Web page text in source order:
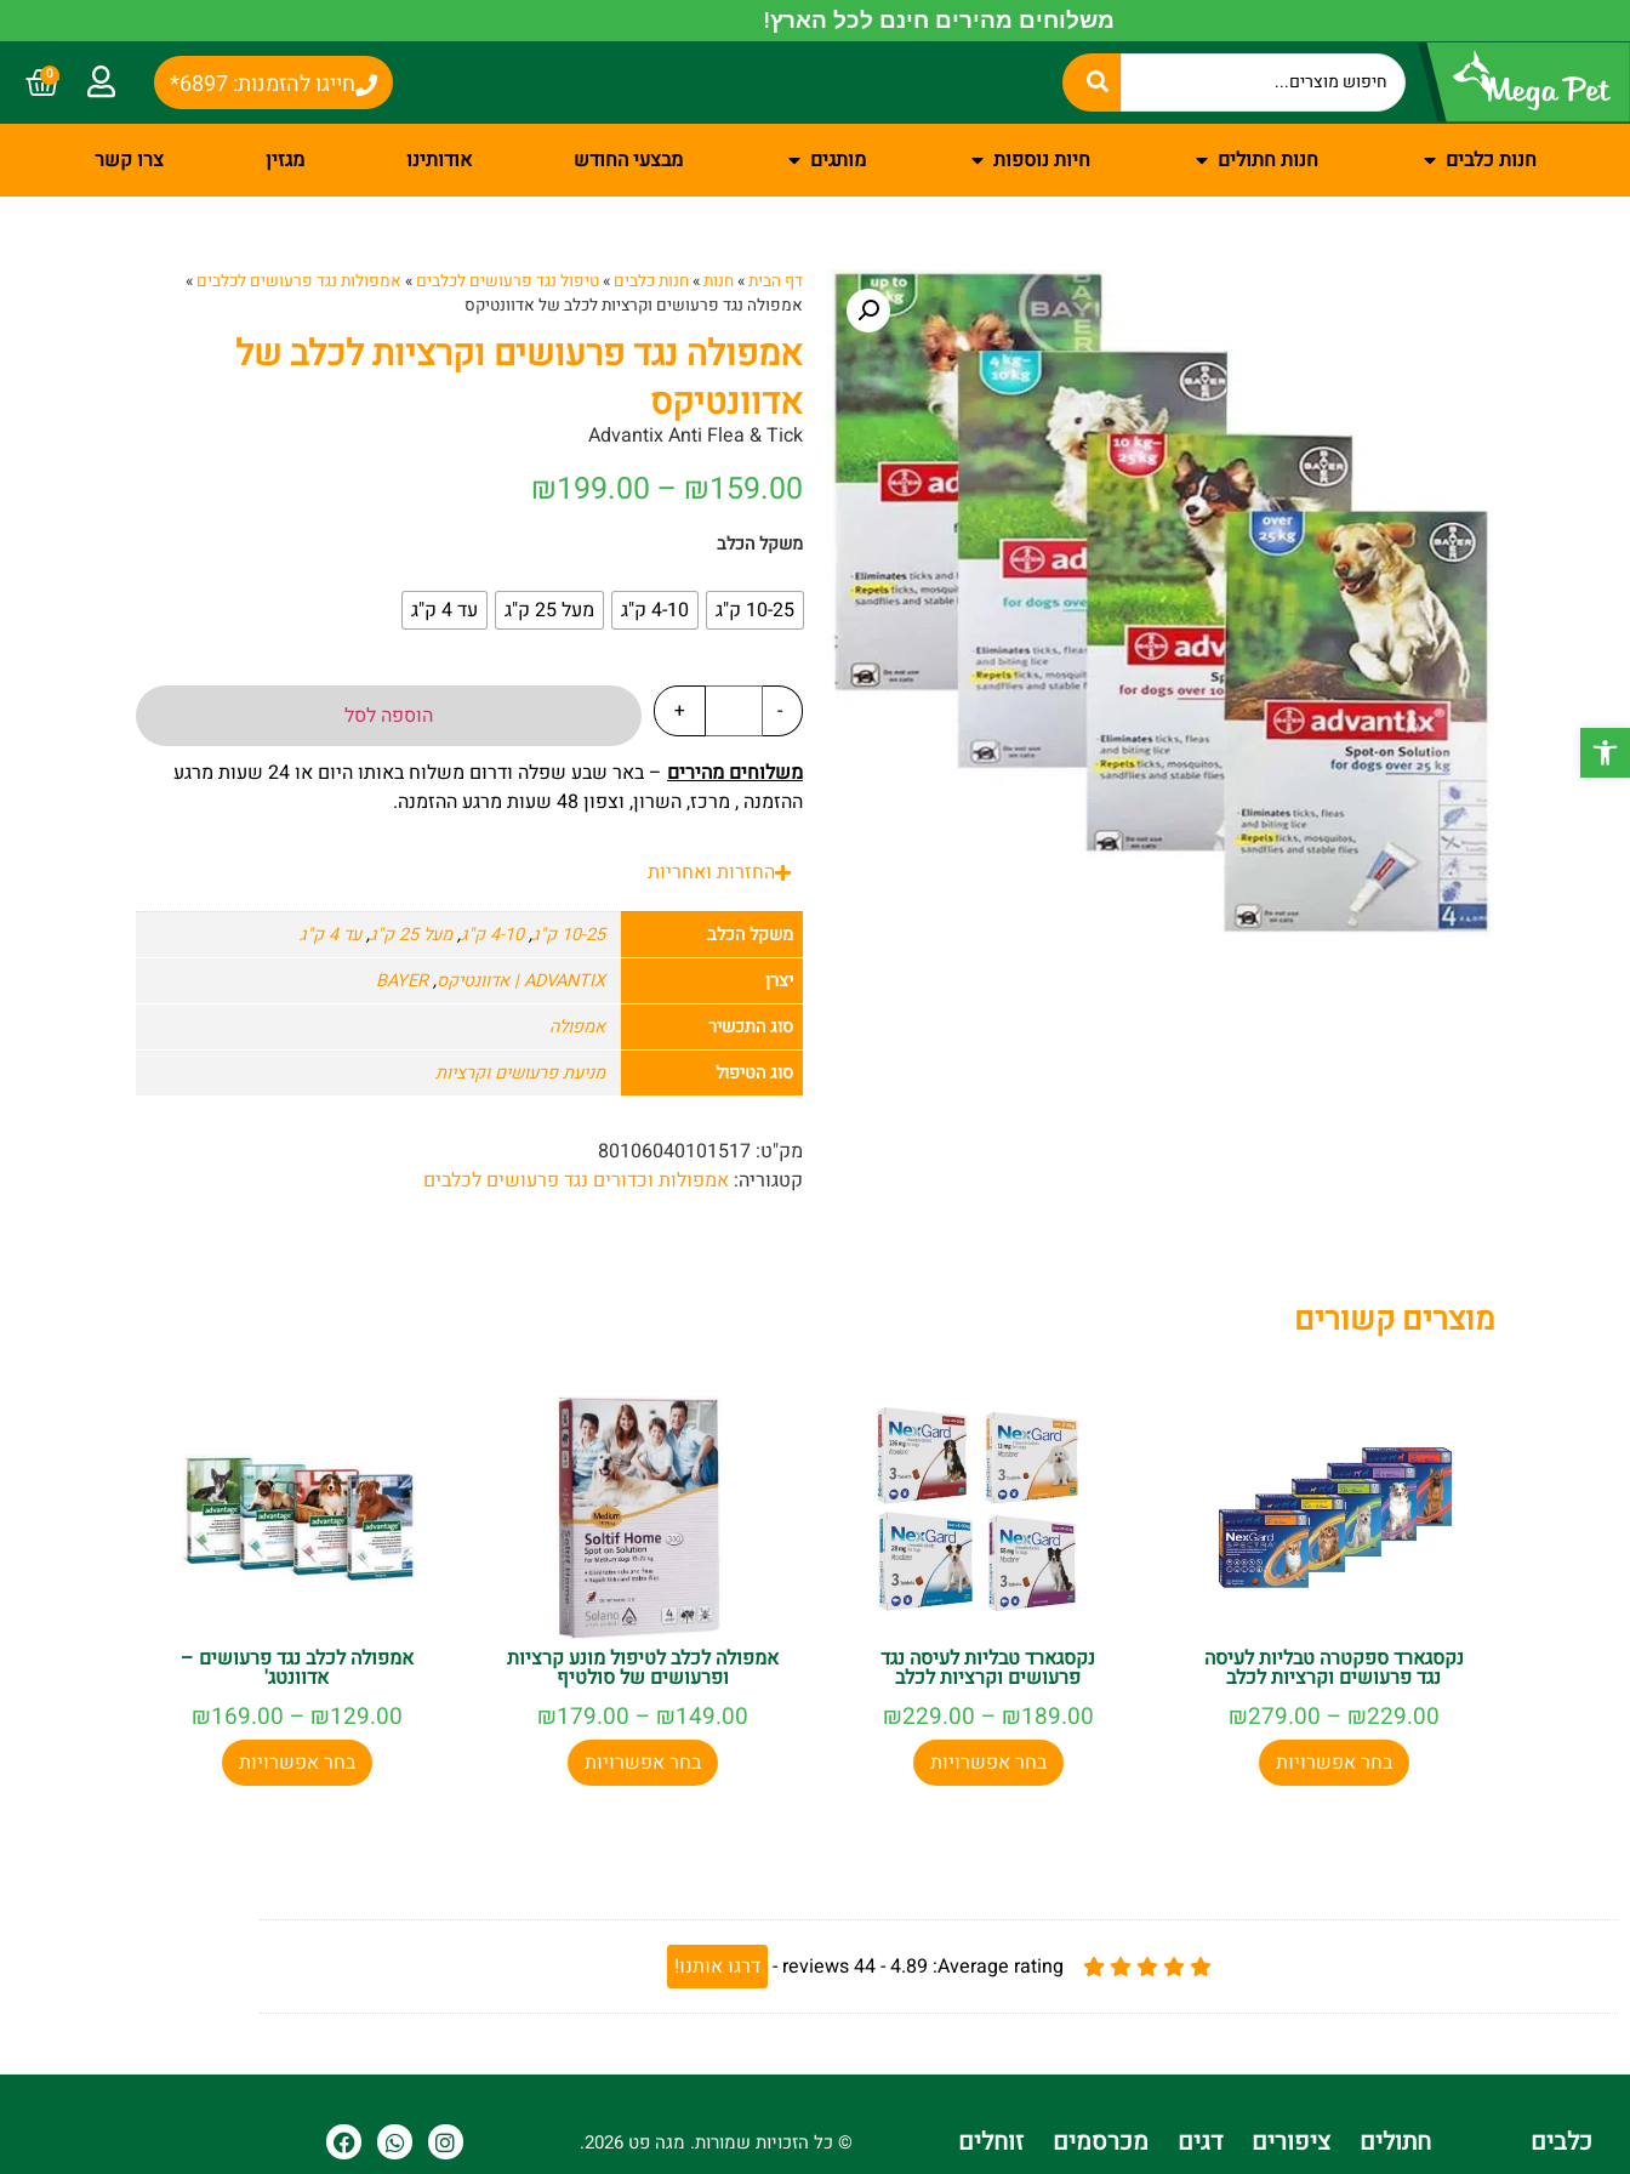
פתח סרגל נגישות
משלוחים מהירים חינם לכל הארץ!
חייגו להזמנות: 6897* 0
חנות כלבים חנות חתולים חיות נוספות מותגים מבצעי החודש אודותינו מגזין צרו קשר
דף הבית»חנות»חנות כלבים »טיפול נגד פרעושים לכלבים » אמפולות נגד פרעושים לכלבים »
אמפולה נגד פרעושים וקרציות לכלב של אדוונטיקס
אמפולה נגד פרעושים וקרציות לכלב של
אדוונטיקס
Advantix Anti Flea & Tick
₪159.00
–
₪199.00
משקל הכלב
10-25 ק"ג 4-10 ק"ג מעל 25 ק"ג עד 4 ק"ג
-
+
הוספה לסל
משלוחים מהירים
– באר שבע שפלה ודרום משלוח באותו היום או 24 שעות מרגע
ההזמנה , מרכז, השרון, וצפון 48 שעות מרגע ההזמנה.
החזרות ואחריות
משקל הכלב 10-25 ק"ג ,4-10 ק"ג ,מעל 25 ק"ג ,עד 4 ק"ג
יצרן
ADVANTIX | אדוונטיקס ,
BAYER
סוג התכשיר
אמפולה
סוג הטיפול
מניעת פרעושים וקרציות
מק"ט: 80106040101517
קטגוריה: אמפולות וכדורים נגד פרעושים לכלבים
מוצרים קשורים
נקסגארד ספקטרה טבליות לעיסה
נגד פרעושים וקרציות לכלב
₪229.00
–
₪279.00
בחר אפשרויות
נקסגארד טבליות לעיסה נגד
פרעושים וקרציות לכלב
₪189.00
–
₪229.00
בחר אפשרויות
אמפולה לכלב לטיפול מונע קרציות
ופרעושים של סולטיף
₪149.00
–
₪179.00
בחר אפשרויות
אמפולה לכלב נגד פרעושים –
אדוונטג'
₪129.00
–
₪169.00
בחר אפשרויות
Average rating:
4.89 -
44
reviews
- דרגו אותנו!
כלבים חתולים ציפורים דגים מכרסמים זוחלים © כל הזכויות שמורות. מגה פט 2026.